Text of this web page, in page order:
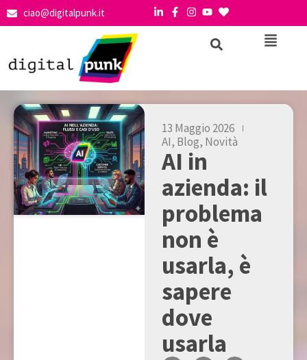
ciao@digitalpunk.it
13 Maggio 2026
AI, Blog, Novità
AI in
azienda: il
problema
non è
usarla, è
sapere
dove
usarla